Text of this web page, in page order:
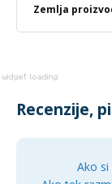
Recenzije,
Ako